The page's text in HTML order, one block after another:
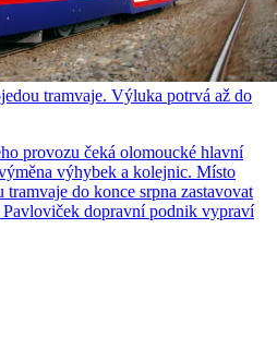
tramvaje. Výluka potrvá až do
provozu čeká olomoucké hlavní
výhybek a kolejnic. Místo
do konce srpna zastavovat
Pavloviček dopravní podnik vypraví